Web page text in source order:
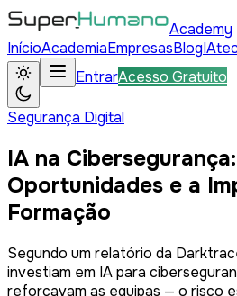
Academy
InícioAcademiaEmpresasBlog
EntrarAcesso Gratuito
Segurança Digital
IA na
Oportunidades e a
Formação
Segundo um relatório da
investiam em IA para
reforçavam as equipas — o risco